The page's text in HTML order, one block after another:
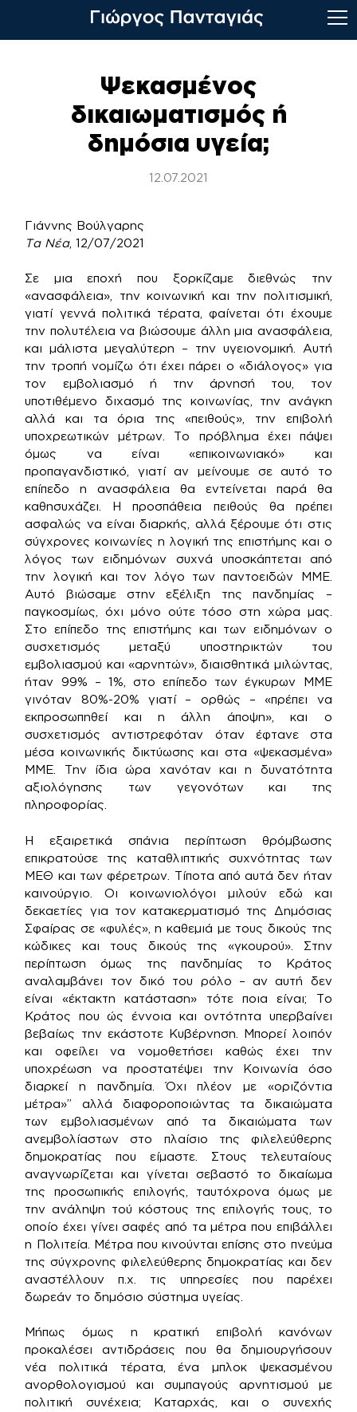
Ψεκασμένος
δικαιωματισμός ή
δημόσια υγεία;
12.07.2021
Γιάννης Βούλγαρης
Τα Νέα, 12/07/2021
Σε μια εποχή που ξορκίζαμε διεθνώς την
«ανασφάλεια», την κοινωνική και την πολιτισμική,
γιατί γεννά πολιτικά τέρατα, φαίνεται ότι έχουμε
την πολυτέλεια να βιώσουμε άλλη μια ανασφάλεια,
και μάλιστα μεγαλύτερη – την υγειονομική. Αυτή
την τροπή νομίζω ότι έχει πάρει ο «διάλογος» για
τον εμβολιασμό ή την άρνησή του, τον
υποτιθέμενο διχασμό της κοινωνίας, την ανάγκη
αλλά και τα όρια της «πειθούς», την επιβολή
υποχρεωτικών μέτρων. Το πρόβλημα έχει πάψει
όμως να είναι «επικοινωνιακό» και
προπαγανδιστικό, γιατί αν μείνουμε σε αυτό το
επίπεδο η ανασφάλεια θα εντείνεται παρά θα
καθησυχάζει. Η προσπάθεια πειθούς θα πρέπει
ασφαλώς να είναι διαρκής, αλλά ξέρουμε ότι στις
σύγχρονες κοινωνίες η λογική της επιστήμης και ο
λόγος των ειδημόνων συχνά υποσκάπτεται από
την λογική και τον λόγο των παντοειδών ΜΜΕ.
Αυτό βιώσαμε στην εξέλιξη της πανδημίας –
παγκοσμίως, όχι μόνο ούτε τόσο στη χώρα μας.
Στο επίπεδο της επιστήμης και των ειδημόνων ο
συσχετισμός μεταξύ υποστηρικτών του
εμβολιασμού και «αρνητών», διαισθητικά μιλώντας,
ήταν 99% – 1%, στο επίπεδο των έγκυρων ΜΜΕ
γινόταν 80%-20% γιατί – ορθώς – «πρέπει να
εκπροσωπηθεί και η άλλη άποψη», και ο
συσχετισμός αντιστρεφόταν όταν έφτανε στα
μέσα κοινωνικής δικτύωσης και στα «ψεκασμένα»
ΜΜΕ. Την ίδια ώρα χανόταν και η δυνατότητα
αξιολόγησης των γεγονότων και της
πληροφορίας.
Η εξαιρετικά σπάνια περίπτωση θρόμβωσης
επικρατούσε της καταθλιπτικής συχνότητας των
ΜΕΘ και των φέρετρων. Τίποτα από αυτά δεν ήταν
καινούργιο. Οι κοινωνιολόγοι μιλούν εδώ και
δεκαετίες για τον κατακερματισμό της Δημόσιας
Σφαίρας σε «φυλές», η καθεμιά με τους δικούς της
κώδικες και τους δικούς της «γκουρού». Στην
περίπτωση όμως της πανδημίας το Κράτος
αναλαμβάνει τον δικό του ρόλο – αν αυτή δεν
είναι «έκτακτη κατάσταση» τότε ποια είναι; Το
Κράτος που ώς έννοια και οντότητα υπερβαίνει
βεβαίως την εκάστοτε Κυβέρνηση. Μπορεί λοιπόν
και οφείλει να νομοθετήσει καθώς έχει την
υποχρέωση να προστατέψει την Κοινωνία όσο
διαρκεί η πανδημία. Όχι πλέον με «οριζόντια
μέτρα»” αλλά διαφοροποιώντας τα δικαιώματα
των εμβολιασμένων από τα δικαιώματα των
ανεμβολίαστων στο πλαίσιο της φιλελεύθερης
δημοκρατίας που είμαστε. Στους τελευταίους
αναγνωρίζεται και γίνεται σεβαστό το δικαίωμα
της προσωπικής επιλογής, ταυτόχρονα όμως με
την ανάληψη τού κόστους της επιλογής τους, το
οποίο έχει γίνει σαφές από τα μέτρα που επιβάλλει
η Πολιτεία. Μέτρα που κινούνται επίσης στο πνεύμα
της σύγχρονης φιλελεύθερης δημοκρατίας και δεν
αναστέλλουν π.χ. τις υπηρεσίες που παρέχει
δωρεάν το δημόσιο σύστημα υγείας.
Μήπως όμως η κρατική επιβολή κανόνων
προκαλέσει αντιδράσεις που θα δημιουργήσουν
νέα πολιτικά τέρατα, ένα μπλοκ ψεκασμένου
ανορθολογισμού και συμπαγούς αρνητισμού με
πολιτική συνέχεια; Καταρχάς, και ο συνεχής